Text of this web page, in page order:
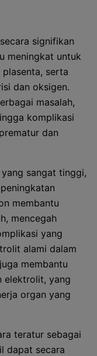
signifikan
meningkat untuk
serta
dan oksigen.
masalah,
komplikasi
dan
sangat tinggi,
membantu
mencegah
yang
alami dalam
membantu
elektrolit, yang
organ yang
teratur sebagai
dapat secara